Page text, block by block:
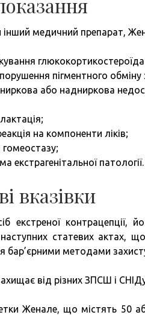
інший медичний препарат,
порушення пігментного
ниркова або надниркова
лактація;
на компоненти ліків;
екстрагенітальної патології.
вказівки
екстреної контрацепції,
статевих актах,
бар’єрними методами
від різних ЗПСШ і
Женале, що містять 50